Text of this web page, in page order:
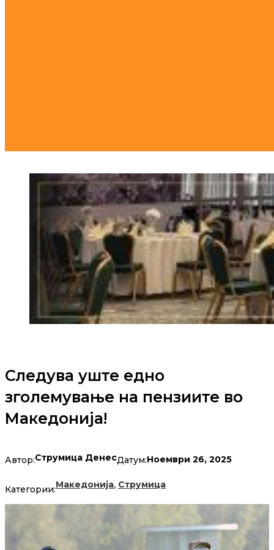
Следува уште едно
зголемување на пензиите во
Македонија!
Автор:Струмица ДенесДатум:Ноември 26, 2025
Категории:Македонија, Струмица